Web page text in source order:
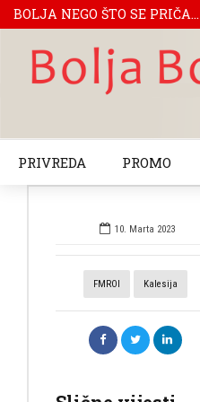
BOLJA NEGO ŠTO SE PRIČA...
PRIVREDA PROMO
10. Marta 2023
FMROI Kalesija